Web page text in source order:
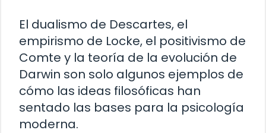
El dualismo de Descartes, el
empirismo de Locke, el positivismo de
Comte y la teoría de la evolución de
Darwin son solo algunos ejemplos de
cómo las ideas filosóficas han
sentado las bases para la psicología
moderna.